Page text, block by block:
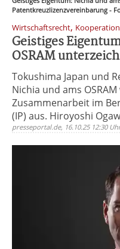
Patentkreuzlizenzvereinbarung -
Wirtschaftsrecht, Kooperation
Geistiges
OSRAM
Tokushima Japan und
Nichia und ams
Zusammenarbeit im
(IP) aus. Hiroyoshi
presseportal.de, 16.10.25 12:30